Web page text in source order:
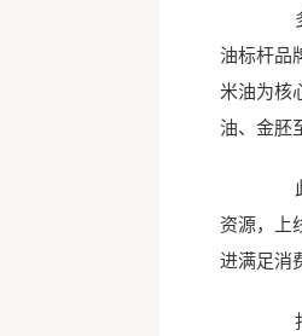
多
油标杆品
米油为核
油、金胚
此
资源，上
进满足消
打